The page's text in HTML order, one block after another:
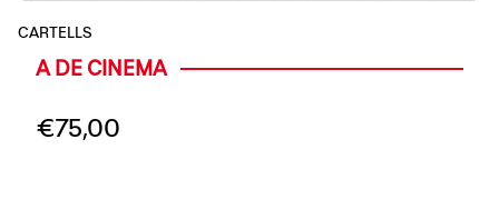
CARTELLS
A DE CINEMA
€75,00